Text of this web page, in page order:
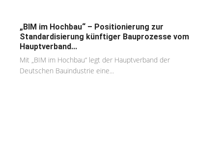
„BIM im Hochbau“ – Positionierung zur
Standardisierung künftiger Bauprozesse vom
Hauptverband...
Mit „BIM im Hochbau“ legt der Hauptverband der
Deutschen Bauindustrie eine...